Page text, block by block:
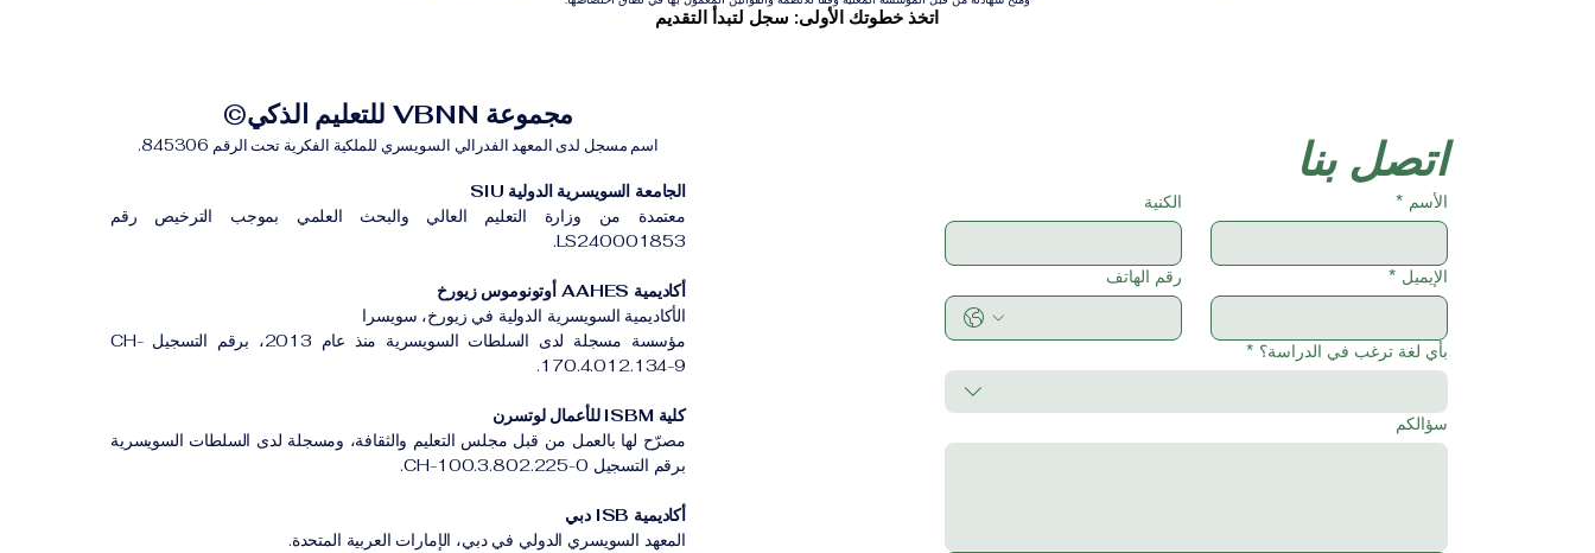
اتخذ خطوتك الأولى: سجل لتبدأ التقديم
مجموعة VBNN للتعليم الذكي©
اسم مسجل لدى المعهد الفدرالي السويسري للملكية الفكرية تحت الرقم 845306.
الجامعة السويسرية الدولية SIU
معتمدة من وزارة التعليم العالي والبحث العلمي بموجب الترخيص رقم
LS240001853.
أكاديمية AAHES أوتونوموس زيورخ
الأكاديمية السويسرية الدولية في زيورخ، سويسرا
مؤسسة مسجلة لدى السلطات السويسرية منذ عام 2013، برقم التسجيل CH-
170.4.012.134-9.
كلية ISBM للأعمال لوتسرن
مصرّح لها بالعمل من قبل مجلس التعليم والثقافة، ومسجلة لدى السلطات السويسرية
برقم التسجيل CH-100.3.802.225-0.
أكاديمية ISB دبي
المعهد السويسري الدولي في دبي، الإمارات العربية المتحدة.
اتصل بنا
الأسم * الكنية
الإيميل * رقم الهاتف
بأي لغة ترغب في الدراسة؟ *
سؤالكم